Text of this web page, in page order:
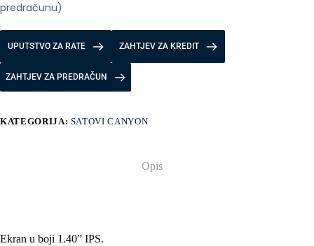
predračunu)
UPUTSTVO ZA RATE ZAHTJEV ZA KREDIT
ZAHTJEV ZA PREDRAČUN
KATEGORIJA: SATOVI CANYON
Opis
Ekran u boji 1.40” IPS.